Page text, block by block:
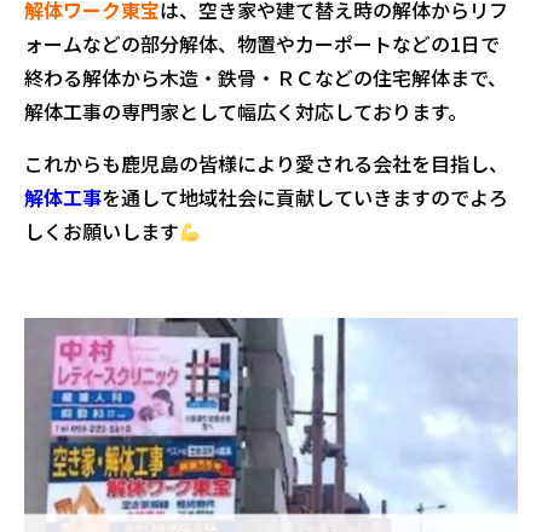
解体ワーク東宝は、空き家や建て替え時の解体からリフ
ォームなどの部分解体、物置やカーポートなどの1日で
終わる解体から木造・鉄骨・ＲＣなどの住宅解体まで、
解体工事の専門家として幅広く対応しております。
これからも鹿児島の皆様により愛される会社を目指し、
解体工事を通して地域社会に貢献していきますのでよろ
しくお願いします